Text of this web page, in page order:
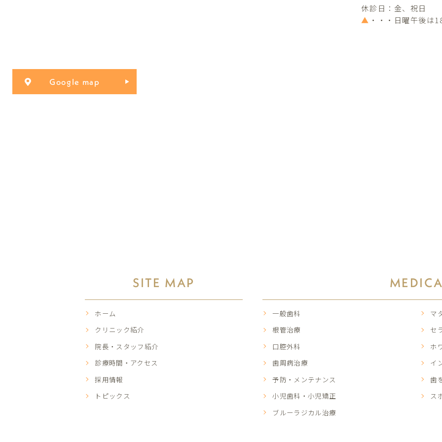
休診日：金、祝日
▲ ・・・日曜午後は
Google map
SITE MAP
ホーム
クリニック紹介
院長・スタッフ紹介
診療時間・アクセス
採用情報
トピックス
一般歯科
根管治療
口腔外科
歯周病治療
予防・メンテナンス
小児歯科・小児矯正
ブルーラジカル治療
マ
セ
ホ
イ
歯
ス